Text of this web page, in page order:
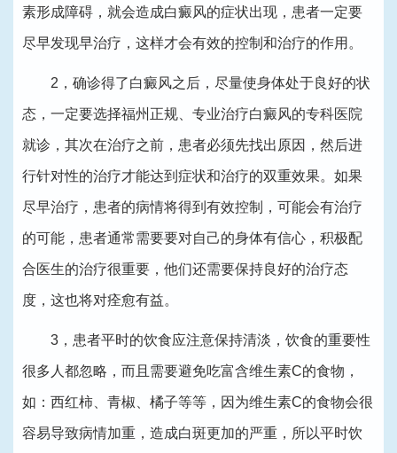
素形成障碍，就会造成白癜风的症状出现，患者一定要
尽早发现早治疗，这样才会有效的控制和治疗的作用。
2，确诊得了白癜风之后，尽量使身体处于良好的状
态，一定要选择福州正规、专业治疗白癜风的专科医院
就诊，其次在治疗之前，患者必须先找出原因，然后进
行针对性的治疗才能达到症状和治疗的双重效果。如果
尽早治疗，患者的病情将得到有效控制，可能会有治疗
的可能，患者通常需要要对自己的身体有信心，积极配
合医生的治疗很重要，他们还需要保持良好的治疗态
度，这也将对痊愈有益。
3，患者平时的饮食应注意保持清淡，饮食的重要性
很多人都忽略，而且需要避免吃富含维生素C的食物，
如：西红柿、青椒、橘子等等，因为维生素C的食物会很
容易导致病情加重，造成白斑更加的严重，所以平时饮